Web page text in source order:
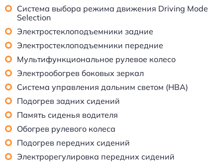
Система выбора режима движения Driving Mode
Selection
Электростеклоподъемники задние
Электростеклоподъемники передние
Мультифункциональное рулевое колесо
Электрообогрев боковых зеркал
Система управления дальним светом (HBA)
Подогрев задних сидений
Память сиденья водителя
Обогрев рулевого колеса
Подогрев передних сидений
Электрорегулировка передних сидений